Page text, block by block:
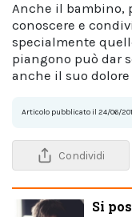
Anche il bambino,
conoscere e
specialmente
piangono può dar
anche il suo
Articolo pubblicato il 24/06/
Condividi
Si